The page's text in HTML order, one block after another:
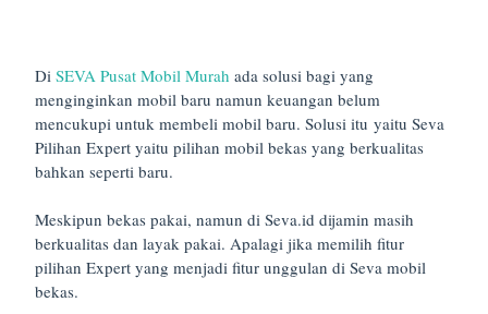
DiSEVA Pusat Mobil Murah ada solusi bagi yang
menginginkan mobil baru namun keuangan belum
mencukupi untuk membeli mobil baru. Solusi itu yaitu Seva
Pilihan Expert yaitu pilihan mobil bekas yang berkualitas
bahkan seperti baru.
Meskipun bekas pakai, namun di Seva.id dijamin masih
berkualitas dan layak pakai. Apalagi jika memilih fitur
pilihan Expert yang menjadi fitur unggulan di Seva mobil
bekas.